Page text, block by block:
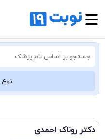
دکتر روناک احمدی